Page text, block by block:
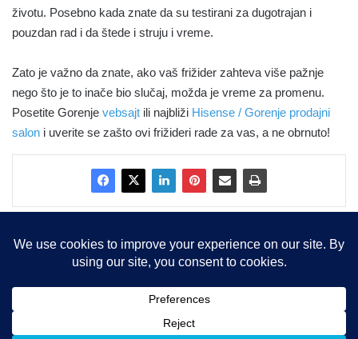
životu. Posebno kada znate da su testirani za dugotrajan i
pouzdan rad i da štede i struju i vreme.
Zato je važno da znate, ako vaš frižider zahteva više pažnje
nego što je to inače bio slučaj, možda je vreme za promenu.
Posetite Gorenje vebsajt ili najbliži Hisense / Gorenje prodajni
salon i uverite se zašto ovi frižideri rade za vas, a ne obrnuto!
Copyright © 2015-2025, Sva prava zadržana | LBS Team d.o.o.
Facebook
X LinkedIn